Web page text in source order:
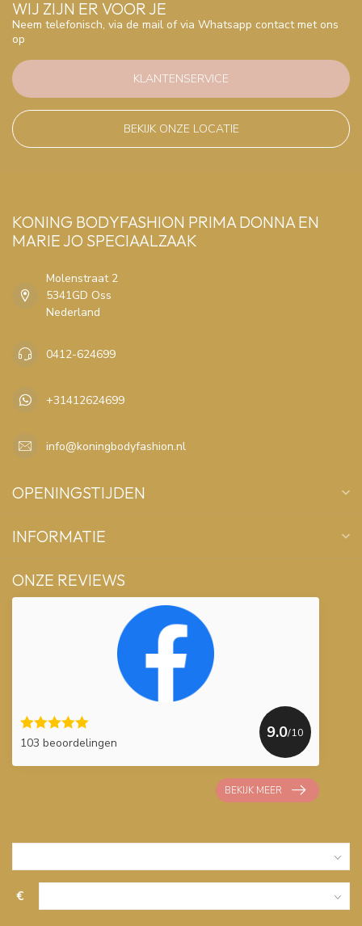
WIJ ZIJN ER VOOR JE
Neem telefonisch, via de mail of via Whatsapp contact met ons
op
KLANTENSERVICE
BEKIJK ONZE LOCATIE
KONING BODYFASHION PRIMA DONNA EN
MARIE JO SPECIAALZAAK
Molenstraat 2
5341GD Oss
Nederland
0412-624699
+31412624699
info@koningbodyfashion.nl
OPENINGSTIJDEN
INFORMATIE
ONZE REVIEWS
103 beoordelingen
9.0/10
BEKIJK MEER
€